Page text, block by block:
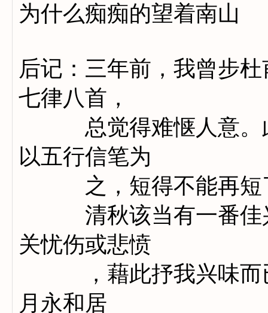
为什么痴痴的望着南山
后记：三年前，我曾步
七律八首，
总觉得难惬人意。此
以五行信笔为
之，短得不能再短
清秋该当有一番佳兴
关忧伤或悲愤
，藉此抒我兴味
月永和居